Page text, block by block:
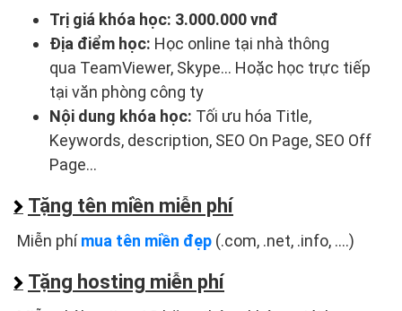
Trị giá khóa học: 3.000.000 vnđ
Địa điểm học: Học online tại nhà thông
qua TeamViewer, Skype... Hoặc học trực tiếp
tại văn phòng công ty
Nội dung khóa học: Tối ưu hóa Title,
Keywords, description, SEO On Page, SEO Off
Page...
Tặng tên miền miễn phí
Miễn phímua tên miền đẹp (.com, .net, .info, ....)
Tặng hosting miễn phí